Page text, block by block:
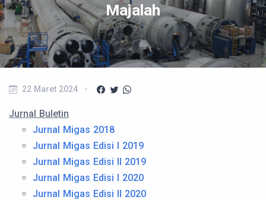
Majalah
22 Maret 2024
Jurnal Buletin
Jurnal Migas 2018
Jurnal Migas Edisi I 2019
Jurnal Migas Edisi II 2019
Jurnal Migas Edisi I 2020
Jurnal Migas Edisi II 2020